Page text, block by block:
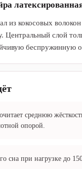
из кокосовых
Центральный слой
беспружинную
среднюю
опорой.
сна при нагрузке до